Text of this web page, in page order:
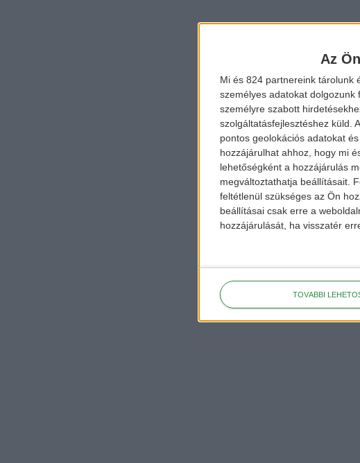
Az
Mi és 824 partnereink tárolunk
személyes adatokat
személyre szabott
szolgáltatásfejlesztéshez küld.
pontos geolokációs adatokat
hozzájárulhat ahhoz, hogy mi
lehetőségként a hozzájárulás
megváltoztathatja beállításait.
feltétlenül szükséges az Ön
beállításai csak erre a
hozzájárulását, ha visszatér
TOVÁBBI